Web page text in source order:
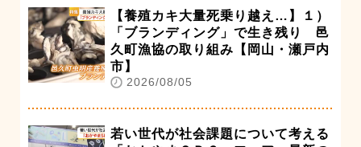
【養殖カキ大量死乗り越え…】１）
「ブランディング」で生き残り 邑
久町漁協の取り組み【岡山・瀬戸内
市】
2026/08/05
若い世代が社会課題について考える